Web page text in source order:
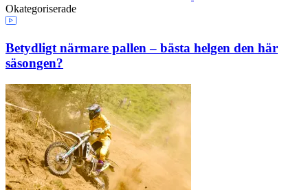
Okategoriserade
Betydligt närmare pallen – bästa helgen den här
säsongen?